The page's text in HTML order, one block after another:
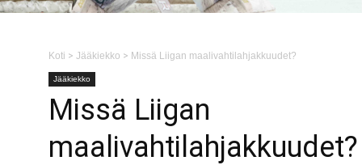
Koti > Jääkiekko > Missä Liigan maalivahtilahjakkuudet?
Jääkiekko
Missä Liigan
maalivahtilahjakkuudet?